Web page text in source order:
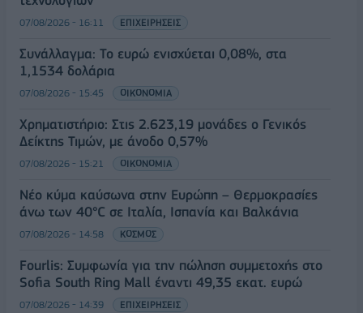
07/08/2026 - 16:11 ΕΠΙΧΕΙΡΗΣΕΙΣ
Συνάλλαγμα: Το ευρώ ενισχύεται 0,08%, στα
1,1534 δολάρια
07/08/2026 - 15:45 ΟΙΚΟΝΟΜΙΑ
Χρηματιστήριο: Στις 2.623,19 μονάδες ο Γενικός
Δείκτης Τιμών, με άνοδο 0,57%
07/08/2026 - 15:21 ΟΙΚΟΝΟΜΙΑ
Νέο κύμα καύσωνα στην Ευρώπη – Θερμοκρασίες
άνω των 40°C σε Ιταλία, Ισπανία και Βαλκάνια
07/08/2026 - 14:58 ΚΟΣΜΟΣ
Fourlis: Συμφωνία για την πώληση συμμετοχής στο
Sofia South Ring Mall έναντι 49,35 εκατ. ευρώ
07/08/2026 - 14:39 ΕΠΙΧΕΙΡΗΣΕΙΣ